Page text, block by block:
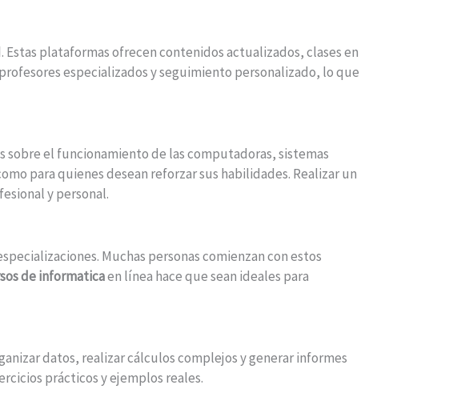
plataformas ofrecen contenidos actualizados, clases en
especializados y seguimiento personalizado, lo que
sobre el funcionamiento de las computadoras, sistemas
para quienes desean reforzar sus habilidades. Realizar un
y personal.
Muchas personas comienzan con estos
de informaticaen línea hace que sean ideales para
datos, realizar cálculos complejos y generar informes
prácticos y ejemplos reales.